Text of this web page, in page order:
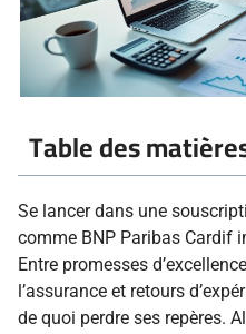
Table des
Se lancer dans une
comme BNP Paribas Cardif
Entre promesses
l’assurance et retours
de quoi perdre ses repères.